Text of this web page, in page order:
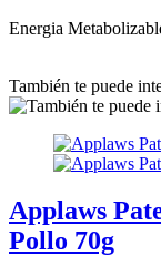
Energia
También te puede
Applaws
Pollo 70g